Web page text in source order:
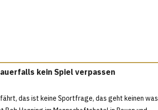
kein Spiel verpassen
das ist keine Sportfrage, das geht keinen was